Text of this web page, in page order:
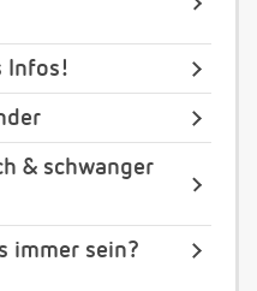
Infos!
& schwanger
immer sein?